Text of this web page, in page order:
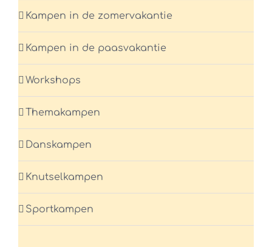
Kampen in de zomervakantie
Kampen in de paasvakantie
Workshops
Themakampen
Danskampen
Knutselkampen
Sportkampen